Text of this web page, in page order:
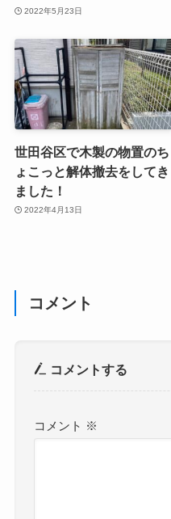
2022年5月23日
世田谷区で木製の物置のち
ょこっと解体撤去をしてき
ました！
2022年4月13日
コメント
コメントする
コメント ※